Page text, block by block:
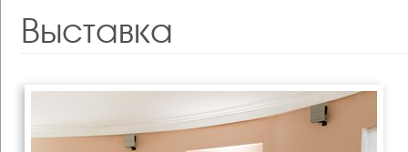
Выставка